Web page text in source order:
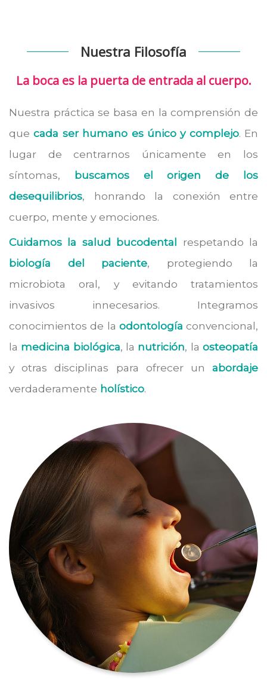
Nuestra Filosofía
La boca es la puerta de entrada al cuerpo.
Nuestra práctica se basa en la comprensión de
quecada ser humano es único y complejo. En
lugar de centrarnos únicamente en los
síntomas, buscamos el origen de los
desequilibrios, honrando la conexión entre
cuerpo, mente y emociones.
Cuidamos la salud bucodental respetando la
biología del paciente, protegiendo la
microbiota oral, y evitando tratamientos
invasivos innecesarios. Integramos
conocimientos de la odontología convencional,
la medicina biológica, la nutrición, laosteopatía
y otras disciplinas para ofrecer un abordaje
verdaderamente holístico.